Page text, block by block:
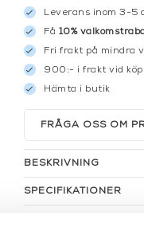
Leverans inom 3-5
Få 10%
Fri frakt på mindra
900:- i frakt vid köp
Hämta i butik
FRÅGA OSS OM
BESKRIVNING
SPECIFIKATIONER